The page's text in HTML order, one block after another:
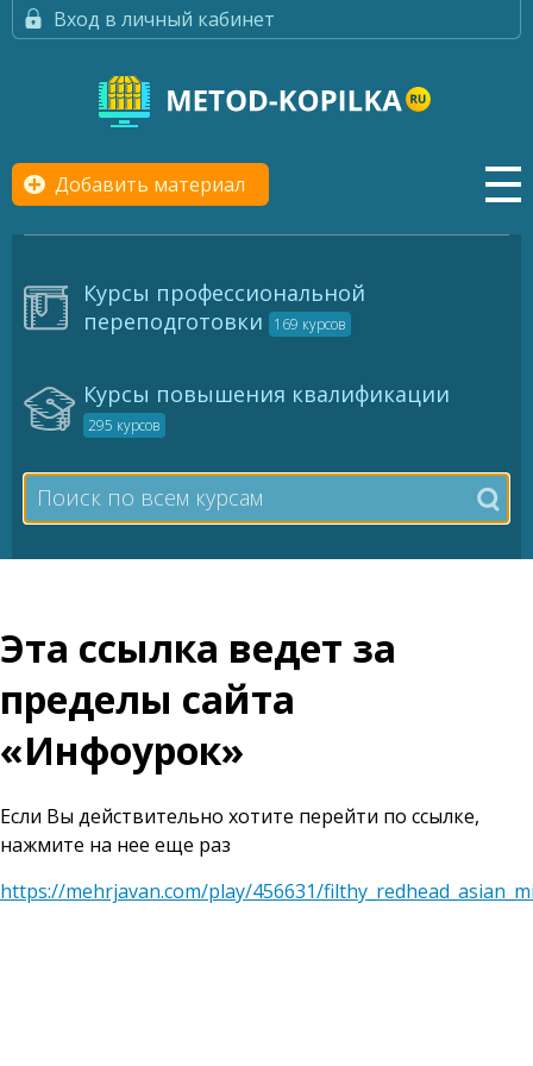
Вход в личный кабинет
Добавить материал
Курсы профессиональной
переподготовки
169 курсов
Курсы повышения квалификации
295 курсов
Эта ссылка ведет за
пределы сайта
«Инфоурок»
Если Вы действительно хотите перейти по ссылке,
нажмите на нее еще раз
https://mehrjavan.com/play/456631/